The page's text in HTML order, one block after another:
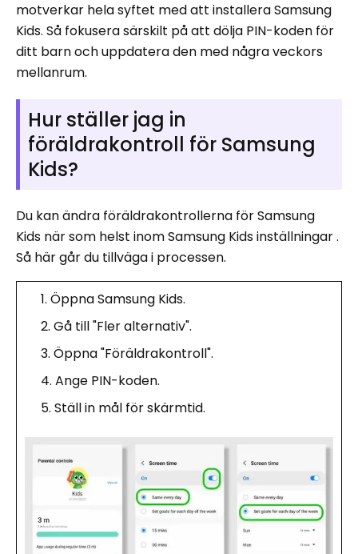
motverkar hela syftet med att installera Samsung
Kids. Så fokusera särskilt på att dölja PIN-koden för
ditt barn och uppdatera den med några veckors
mellanrum.
Hur ställer jag in
föräldrakontroll för Samsung
Kids?
Du kan ändra föräldrakontrollerna för Samsung
Kids när som helst inom Samsung Kids inställningar .
Så här går du tillväga i processen.
Öppna Samsung Kids.
Gå till "Fler alternativ".
Öppna "Föräldrakontroll".
Ange PIN-koden.
Ställ in mål för skärmtid.